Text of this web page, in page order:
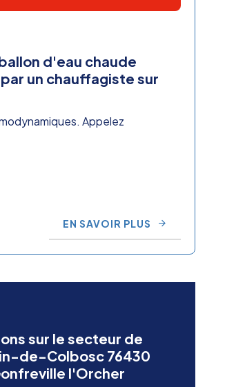
d'eau chaude
un chauffagiste sur
Appelez
EN SAVOIR PLUS
sur le secteur de
de-Colbosc 76430
l'Orcher